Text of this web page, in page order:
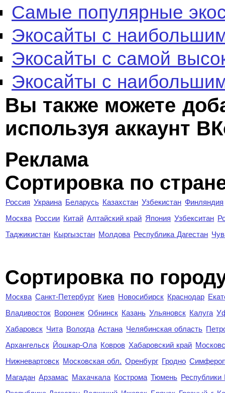
Самые популярные
Экосайты с
Экосайты с самой
Экосайты с
Вы также можете
используя аккаунт
Реклама
Сортировка по
Россия Украина Беларусь Казахстан Узбекистан Финляндия
Москва России Китай Алтайский край Япония Узбекситан
Таджикистан Кыргызстан Молдова Республика Дагестан
Cортировка по
Москва Санкт-Петербург Киев Новосибирск Краснодар
Владивосток Воронеж Обнинск Казань Ульяновск Калуга
Хабаровск Чита Вологда Астана Челябинская область
Архангельск Йошкар-Ола Ковров Хабаровский край
Нижневартовск Московская обл. Оренбург Гродно
Магадан Арзамас Махачкала Кострома Тюмень Республики